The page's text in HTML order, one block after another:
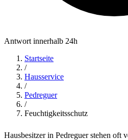
Antwort innerhalb 24h
Startseite
/
Hausservice
/
Pedreguer
/
Feuchtigkeitsschutz
Hausbesitzer in Pedreguer stehen oft